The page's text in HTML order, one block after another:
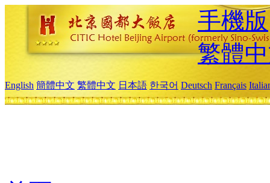
手機版
繁體
English 簡體中文 繁體中文 日本語 한국어 Deutsch Français